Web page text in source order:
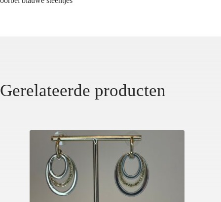
Gerelateerde producten